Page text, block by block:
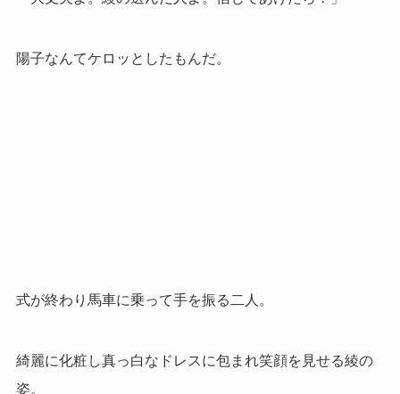
陽子なんてケロッとしたもんだ。
式が終わり馬車に乗って手を振る二人。
綺麗に化粧し真っ白なドレスに包まれ笑顔を見せる綾の
姿。